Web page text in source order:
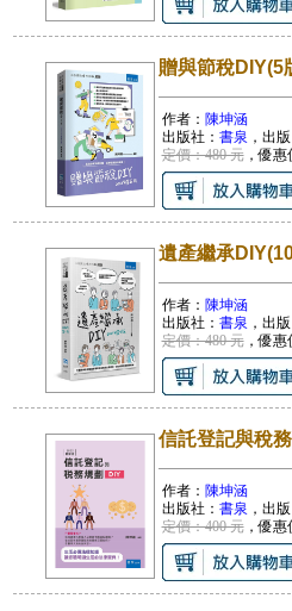
贈與節稅DIY(5
作者： 陳坤涵
出版社： 書泉 ，出
定價：480 元，優惠
遺產繼承
作者： 陳坤涵
出版社： 書泉 ，出
定價：480 元，優惠
信託登記與稅
作者： 陳坤涵
出版社： 書泉 ，出
定價：400 元，優惠